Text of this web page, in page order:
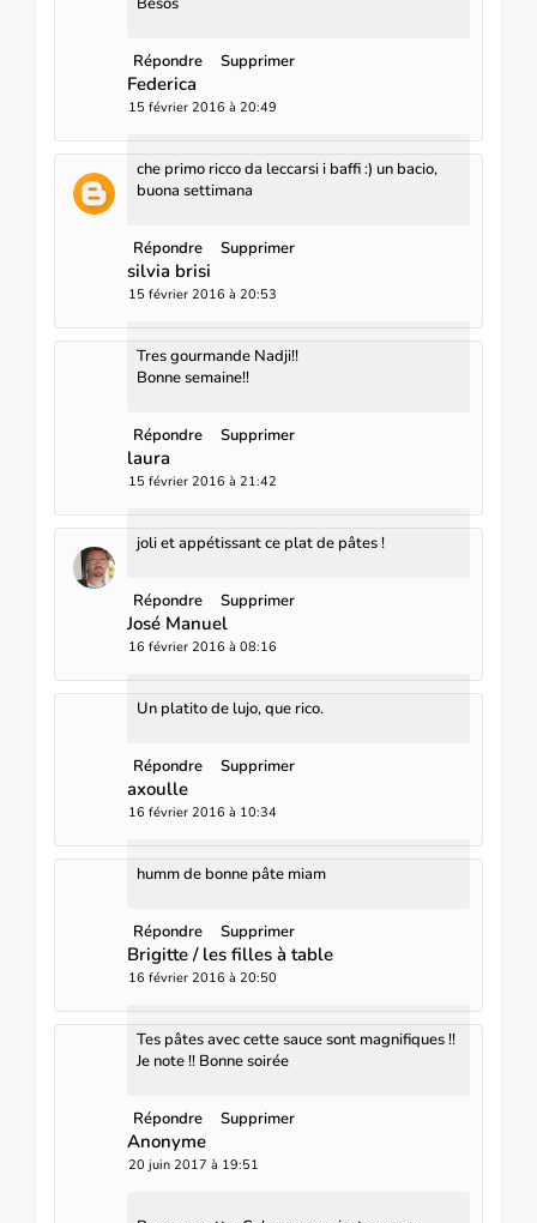
Répondre Supprimer
Federica
15 février 2016 à 20:49
che primo ricco da leccarsi i baffi :) un bacio,
buona settimana
Répondre Supprimer
silvia brisi
15 février 2016 à 20:53
Tres gourmande Nadji!!
Bonne semaine!!
Répondre Supprimer
laura
15 février 2016 à 21:42
joli et appétissant ce plat de pâtes !
Répondre Supprimer
José Manuel
16 février 2016 à 08:16
Un platito de lujo, que rico.
Répondre Supprimer
axoulle
16 février 2016 à 10:34
humm de bonne pâte miam
Répondre Supprimer
Brigitte / les filles à table
16 février 2016 à 20:50
Tes pâtes avec cette sauce sont magnifiques !!
Je note !! Bonne soirée
Répondre Supprimer
Anonyme
20 juin 2017 à 19:51